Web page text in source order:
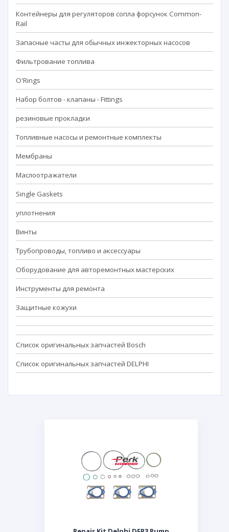
Контейнеры для регуляторов сопла форсунок Common-
Rail
Запасные часты для обычных инжекторных насосов
Фильтрование топлива
O'Rings
Набор болтов - клапаны - Fittings
резиновые прокладки
Топливные насосы и ремонтные комплекты
Мембраны
Маслоотражатели
Single Gaskets
уплотнения
Винты
Трубопроводы, топливо и аксессуары
Оборудование для авторемонтных мастерских
Инструменты для ремонта
Защитные кожухи
Список оригинальных запчастей Bosch
Список оригинальных запчастей DELPHI